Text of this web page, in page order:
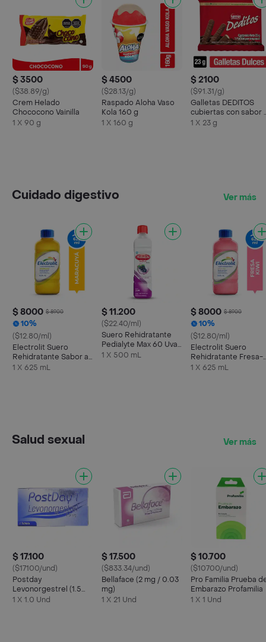
$ 3500
($38.89/g)
Crem Helado
Chococono Vainilla
1 X 90 g
$ 4500
($28.13/g)
Raspado Aloha Vaso
Kola 160 g
1 X 160 g
$ 2100
($91.31/g)
Galletas DEDITOS
cubiertas con sabor
chocolate x 23g
1 X 23 g
Cuidado digestivo Ver más
$ 8000 $ 8900
10%
($12.80/ml)
Electrolit Suero
Rehidratante Sabor a
Maracuyá
1 X 625 mL
$ 11.200
($22.40/ml)
Suero Rehidratante
Pedialyte Max 60 Uva
Frasco 500 mL
1 X 500 mL
$ 8000 $ 8900
10%
($12.80/ml)
Electrolit Suero
Rehidratante Fresa-
Kiwi
1 X 625 mL
Salud sexual Ver más
$ 17.100
($17100/und)
Postday
Levonorgestrel (1.5
mg)
1 X 1.0 Und
$ 17.500
($833.34/und)
Bellaface (2 mg / 0.03
mg)
1 X 21 Und
$ 10.700
($10700/und)
Pro Familia Prueba
Embarazo Profamilia
1 X 1 Und